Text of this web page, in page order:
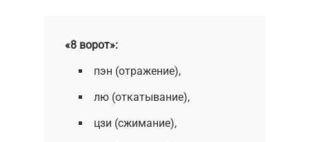
«8 ворот»:
пэн (отражение),
лю (откатывание),
цзи (сжимание),